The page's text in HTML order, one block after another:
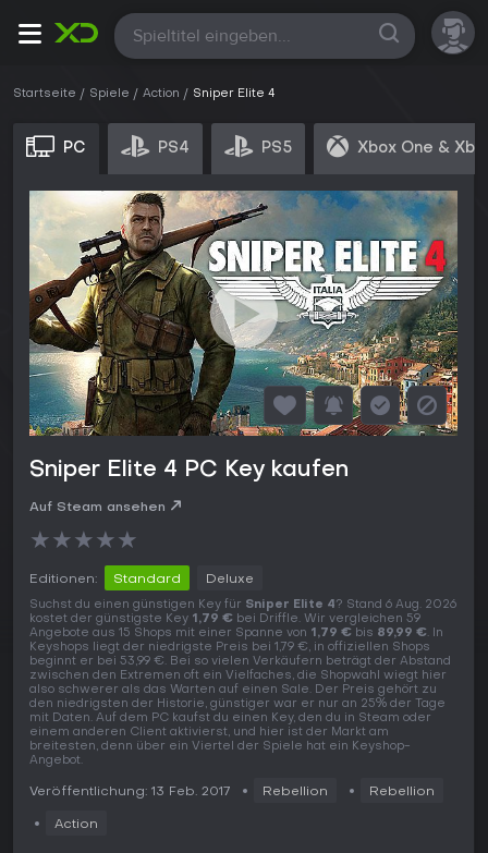
Alle
Startseite Spiele Action Sniper Elite 4
PC PS4 PS5 Xbox One &
Sniper Elite 4 PC Key kaufen
Auf Steam ansehen
★★★★★
Editionen: Standard Deluxe
Suchst du einen günstigen Key für Sniper Elite 4? Stand 6 Aug. 2026
kostet der günstigste Key 1,79 € bei Driffle. Wir vergleichen 59
Angebote aus 15 Shops mit einer Spanne von 1,79 € bis 89,99 €. In
Keyshops liegt der niedrigste Preis bei 1,79 €, in offiziellen Shops
beginnt er bei 53,99 €. Bei so vielen Verkäufern beträgt der Abstand
zwischen den Extremen oft ein Vielfaches, die Shopwahl wiegt hier
also schwerer als das Warten auf einen Sale. Der Preis gehört zu
den niedrigsten der Historie, günstiger war er nur an 25% der Tage
mit Daten. Auf dem PC kaufst du einen Key, den du in Steam oder
einem anderen Client aktivierst, und hier ist der Markt am
breitesten, denn über ein Viertel der Spiele hat ein Keyshop-
Angebot.
Veröffentlichung: 13 Feb. 2017 Rebellion Rebellion
Action